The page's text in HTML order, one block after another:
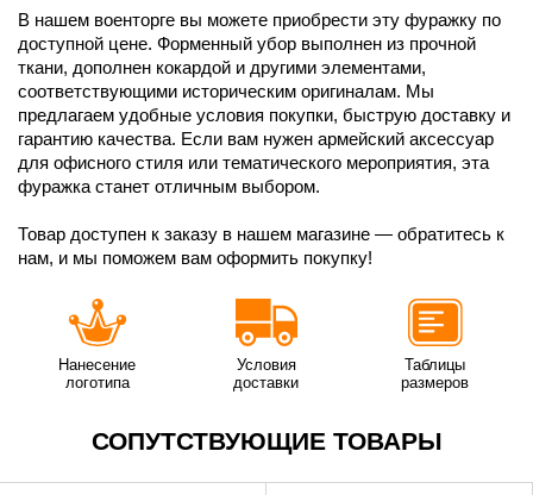
В нашем военторге вы можете приобрести эту фуражку по
доступной цене. Форменный убор выполнен из прочной
ткани, дополнен кокардой и другими элементами,
соответствующими историческим оригиналам. Мы
предлагаем удобные условия покупки, быструю доставку и
гарантию качества. Если вам нужен армейский аксессуар
для офисного стиля или тематического мероприятия, эта
фуражка станет отличным выбором.
Товар доступен к заказу в нашем магазине — обратитесь к
нам, и мы поможем вам оформить покупку!
Нанесение
логотипа
Условия
доставки
Таблицы
размеров
СОПУТСТВУЮЩИЕ ТОВАРЫ